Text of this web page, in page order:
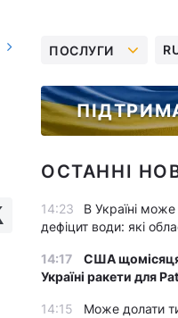
ПОСЛУГИ
ОСТАННІ
14:23
В Україні
дефіцит води: які
14:17
США
Україні ракети для
14:15
Може долати